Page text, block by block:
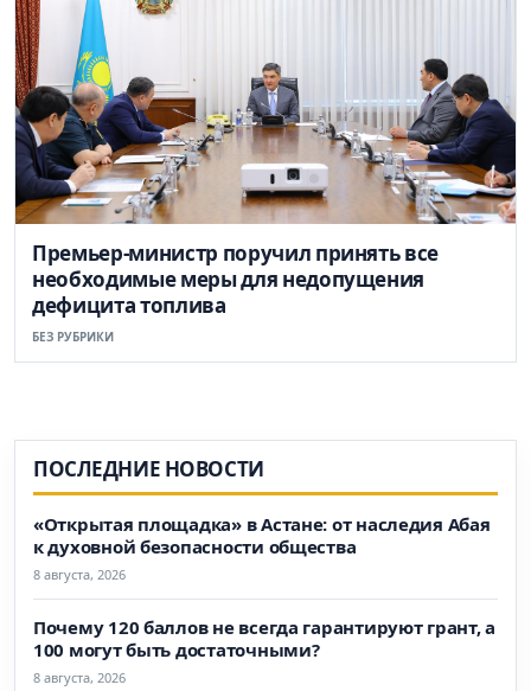
Премьер-министр поручил принять все
необходимые меры для недопущения
дефицита топлива
БЕЗ РУБРИКИ
ПОСЛЕДНИЕ НОВОСТИ
«Открытая площадка» в Астане: от наследия Абая
к духовной безопасности общества
8 августа, 2026
Почему 120 баллов не всегда гарантируют грант, а
100 могут быть достаточными?
8 августа, 2026